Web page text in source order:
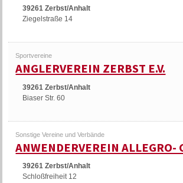
39261 Zerbst/Anhalt
Ziegelstraße 14
Sportvereine
ANGLERVEREIN ZERBST E.V.
39261 Zerbst/Anhalt
Biaser Str. 60
Sonstige Vereine und Verbände
ANWENDERVEREIN ALLEGRO-
39261 Zerbst/Anhalt
Schloßfreiheit 12